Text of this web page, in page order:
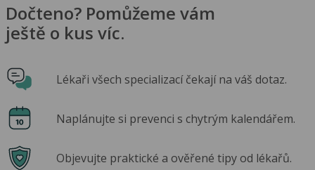
Dočteno? Pomůžeme vám
ještě o kus víc.
Lékaři všech specializací čekají na váš dotaz.
Naplánujte si prevenci s chytrým kalendářem.
Objevujte praktické a ověřené tipy od lékařů.